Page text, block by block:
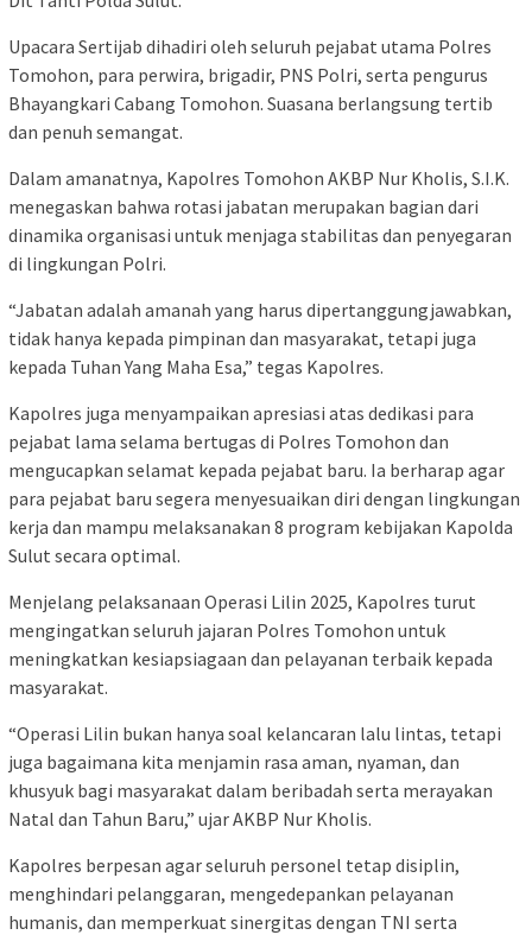
Upacara Sertijab dihadiri oleh seluruh pejabat utama Polres
Tomohon, para perwira, brigadir, PNS Polri, serta pengurus
Bhayangkari Cabang Tomohon. Suasana berlangsung tertib
dan penuh semangat.
Dalam amanatnya, Kapolres Tomohon AKBP Nur Kholis, S.I.K.
menegaskan bahwa rotasi jabatan merupakan bagian dari
dinamika organisasi untuk menjaga stabilitas dan penyegaran
di lingkungan Polri.
“Jabatan adalah amanah yang harus dipertanggungjawabkan,
tidak hanya kepada pimpinan dan masyarakat, tetapi juga
kepada Tuhan Yang Maha Esa,” tegas Kapolres.
Kapolres juga menyampaikan apresiasi atas dedikasi para
pejabat lama selama bertugas di Polres Tomohon dan
mengucapkan selamat kepada pejabat baru. Ia berharap agar
para pejabat baru segera menyesuaikan diri dengan lingkungan
kerja dan mampu melaksanakan 8 program kebijakan Kapolda
Sulut secara optimal.
Menjelang pelaksanaan Operasi Lilin 2025, Kapolres turut
mengingatkan seluruh jajaran Polres Tomohon untuk
meningkatkan kesiapsiagaan dan pelayanan terbaik kepada
masyarakat.
“Operasi Lilin bukan hanya soal kelancaran lalu lintas, tetapi
juga bagaimana kita menjamin rasa aman, nyaman, dan
khusyuk bagi masyarakat dalam beribadah serta merayakan
Natal dan Tahun Baru,” ujar AKBP Nur Kholis.
Kapolres berpesan agar seluruh personel tetap disiplin,
menghindari pelanggaran, mengedepankan pelayanan
humanis, dan memperkuat sinergitas dengan TNI serta